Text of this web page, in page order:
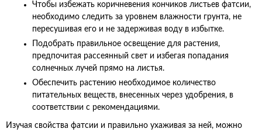
Чтобы избежать коричневения кончиков листьев фатсии,
необходимо следить за уровнем влажности грунта, не
пересушивая его и не задерживая воду в избытке.
Подобрать правильное освещение для растения,
предпочитая рассеянный свет и избегая попадания
солнечных лучей прямо на листья.
Обеспечить растению необходимое количество
питательных веществ, внесенных через удобрения, в
соответствии с рекомендациями.
Изучая свойства фатсии и правильно ухаживая за ней, можно